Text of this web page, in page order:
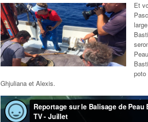
Et
poto
Ghjuliana et Alexis.